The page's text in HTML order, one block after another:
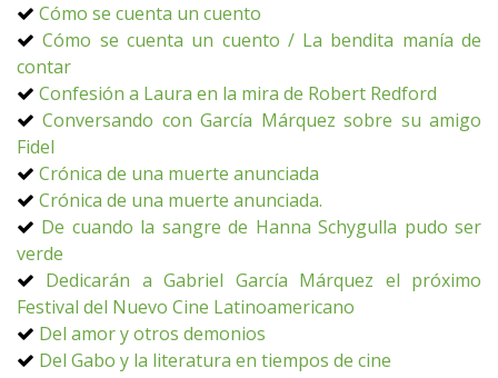
Cómo se cuenta un cuento
Cómo se cuenta un cuento / La bendita manía de
contar
Confesión a Laura en la mira de Robert Redford
Conversando con García Márquez sobre su amigo
Fidel
Crónica de una muerte anunciada
Crónica de una muerte anunciada.
De cuando la sangre de Hanna Schygulla pudo ser
verde
Dedicarán a Gabriel García Márquez el próximo
Festival del Nuevo Cine Latinoamericano
Del amor y otros demonios
Del Gabo y la literatura en tiempos de cine